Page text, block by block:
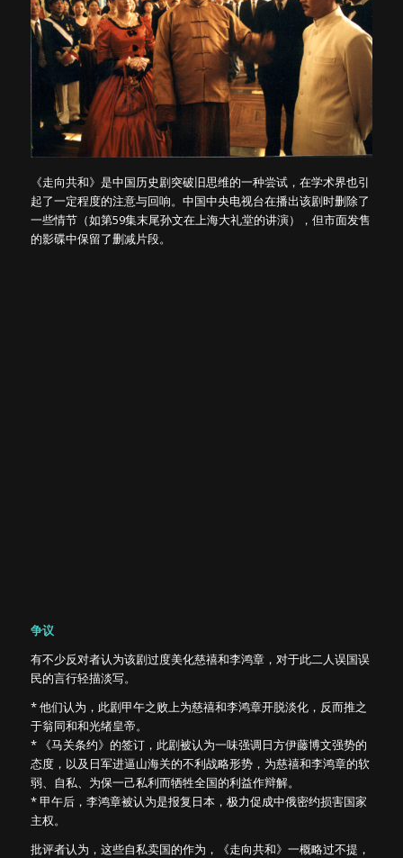
《走向共和》是中国历史剧突破旧思维的一种尝试，在学术界也引
起了一定程度的注意与回响。中国中央电视台在播出该剧时删除了
一些情节（如第59集末尾孙文在上海大礼堂的讲演），但市面发售
的影碟中保留了删减片段。
争议
有不少反对者认为该剧过度美化慈禧和李鸿章，对于此二人误国误
民的言行轻描淡写。
* 他们认为，此剧甲午之败上为慈禧和李鸿章开脱淡化，反而推之
于翁同和和光绪皇帝。
* 《马关条约》的签订，此剧被认为一味强调日方伊藤博文强势的
态度，以及日军进逼山海关的不利战略形势，为慈禧和李鸿章的软
弱、自私、为保一己私利而牺牲全国的利益作辩解。
* 甲午后，李鸿章被认为是报复日本，极力促成中俄密约损害国家
主权。
批评者认为，这些自私卖国的作为，《走向共和》一概略过不提，